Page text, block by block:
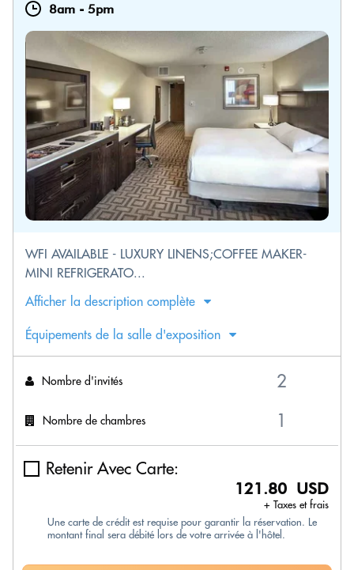
8am - 5pm
WFI AVAILABLE - LUXURY LINENS;COFFEE MAKER-
MINI REFRIGERATO...
Afficher la description complète
Équipements de la salle d'exposition
Nombre d'invités
Nombre de chambres
Retenir Avec Carte:
121.80 USD
+ Taxes et frais
Une carte de crédit est requise pour garantir la réservation. Le
montant final sera débité lors de votre arrivée à l'hôtel.